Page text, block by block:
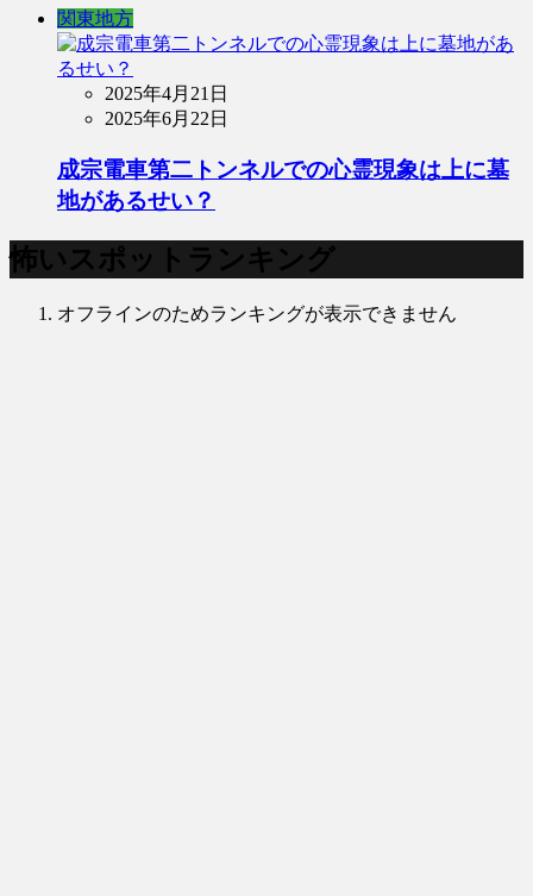
関東地方
2025年4月21日
2025年6月22日
成宗電車第二トンネルでの心霊現象は上に墓
地があるせい？
怖いスポットランキング
オフラインのためランキングが表示できません